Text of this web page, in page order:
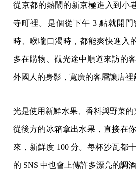
從京都的熱鬧的新京極進入到小
寺町裡。是個從下午 3 點就開
時、喉嚨口渴時，都能爽快進入
多在購物、觀光途中順道來訪的
外國人的身影，寬廣的客層讓店裡
光是使用新鮮水果、香料與野菜的
從後方的冰箱拿出水果，直接在
來，新鮮度 100 分。每杯沙瓦都
的 SNS 中也會上傳許多漂亮的調酒